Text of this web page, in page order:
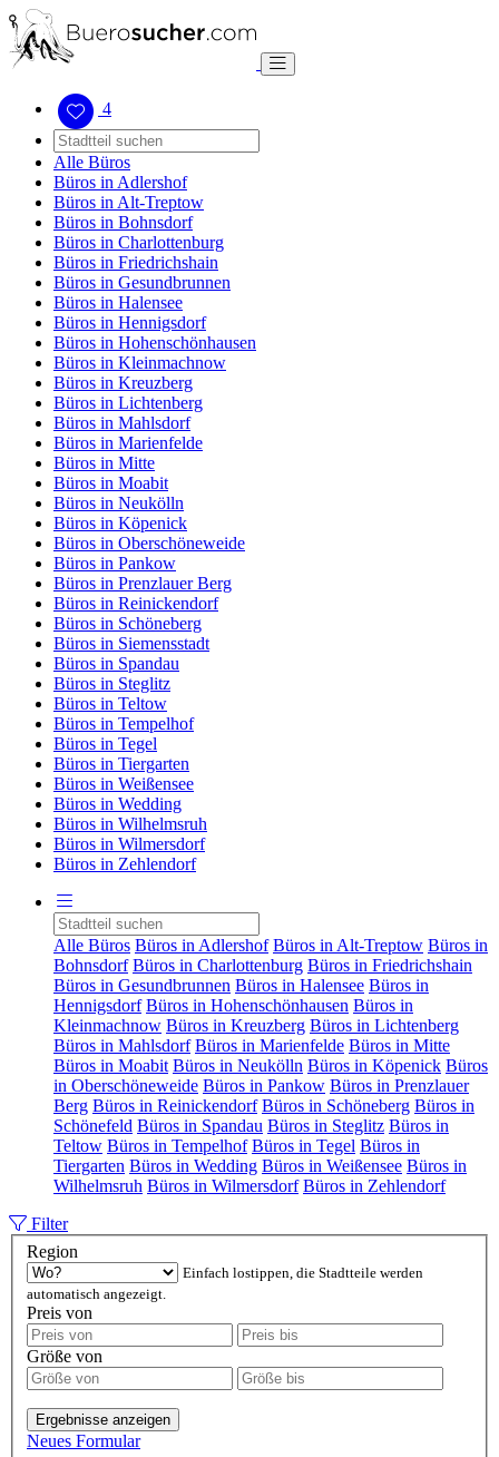
4
Alle Büros
Büros in Adlershof
Büros in Alt-Treptow
Büros in Bohnsdorf
Büros in Charlottenburg
Büros in Friedrichshain
Büros in Gesundbrunnen
Büros in Halensee
Büros in Hennigsdorf
Büros in Hohenschönhausen
Büros in Kleinmachnow
Büros in Kreuzberg
Büros in Lichtenberg
Büros in Mahlsdorf
Büros in Marienfelde
Büros in Mitte
Büros in Moabit
Büros in Neukölln
Büros in Köpenick
Büros in Oberschöneweide
Büros in Pankow
Büros in Prenzlauer Berg
Büros in Reinickendorf
Büros in Schöneberg
Büros in Siemensstadt
Büros in Spandau
Büros in Steglitz
Büros in Teltow
Büros in Tempelhof
Büros in Tegel
Büros in Tiergarten
Büros in Weißensee
Büros in Wedding
Büros in Wilhelmsruh
Büros in Wilmersdorf
Büros in Zehlendorf
Alle Büros Büros in Adlershof Büros in Alt-Treptow Büros in
Bohnsdorf Büros in Charlottenburg Büros in Friedrichshain
Büros in Gesundbrunnen Büros in Halensee Büros in
Hennigsdorf Büros in Hohenschönhausen Büros in
Kleinmachnow Büros in Kreuzberg Büros in Lichtenberg
Büros in Mahlsdorf Büros in Marienfelde Büros in Mitte
Büros in Moabit Büros in Neukölln Büros in Köpenick Büros
in Oberschöneweide Büros in Pankow Büros in Prenzlauer
Berg Büros in Reinickendorf Büros in Schöneberg Büros in
Schönefeld Büros in Spandau Büros in Steglitz Büros in
Teltow Büros in Tempelhof Büros in Tegel Büros in
Tiergarten Büros in Wedding Büros in Weißensee Büros in
Wilhelmsruh Büros in Wilmersdorf Büros in Zehlendorf
Filter
Region
Einfach lostippen, die Stadtteile werden
automatisch angezeigt.
Preis von
Größe von
Ergebnisse anzeigen
Neues Formular